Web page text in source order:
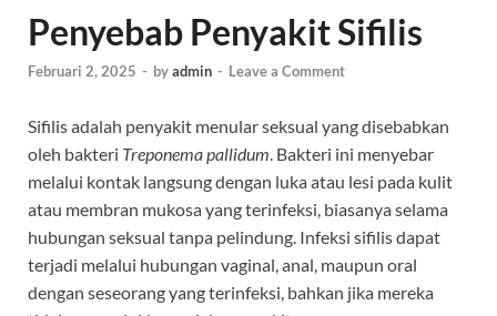
Penyebab Penyakit Sifilis
Februari 2, 2025 - byadmin - Leave a Comment
Sifilis adalah penyakit menular seksual yang disebabkan
oleh bakteri Treponema pallidum. Bakteri ini menyebar
melalui kontak langsung dengan luka atau lesi pada kulit
atau membran mukosa yang terinfeksi, biasanya selama
hubungan seksual tanpa pelindung. Infeksi sifilis dapat
terjadi melalui hubungan vaginal, anal, maupun oral
dengan seseorang yang terinfeksi, bahkan jika mereka